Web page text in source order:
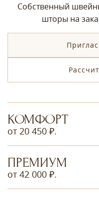
Собственный
шторы на
КОМФОРТ
от 20 450 ₽.
ПРЕМИУМ
от 42 000 ₽.